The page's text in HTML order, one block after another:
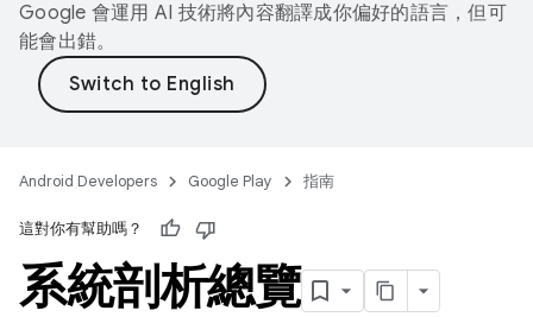
Google 會運用 AI 技術將內容翻譯成你偏好的語言，但可
能會出錯。
Android Developers Google Play 指南
這對你有幫助嗎？
系統剖析總覽